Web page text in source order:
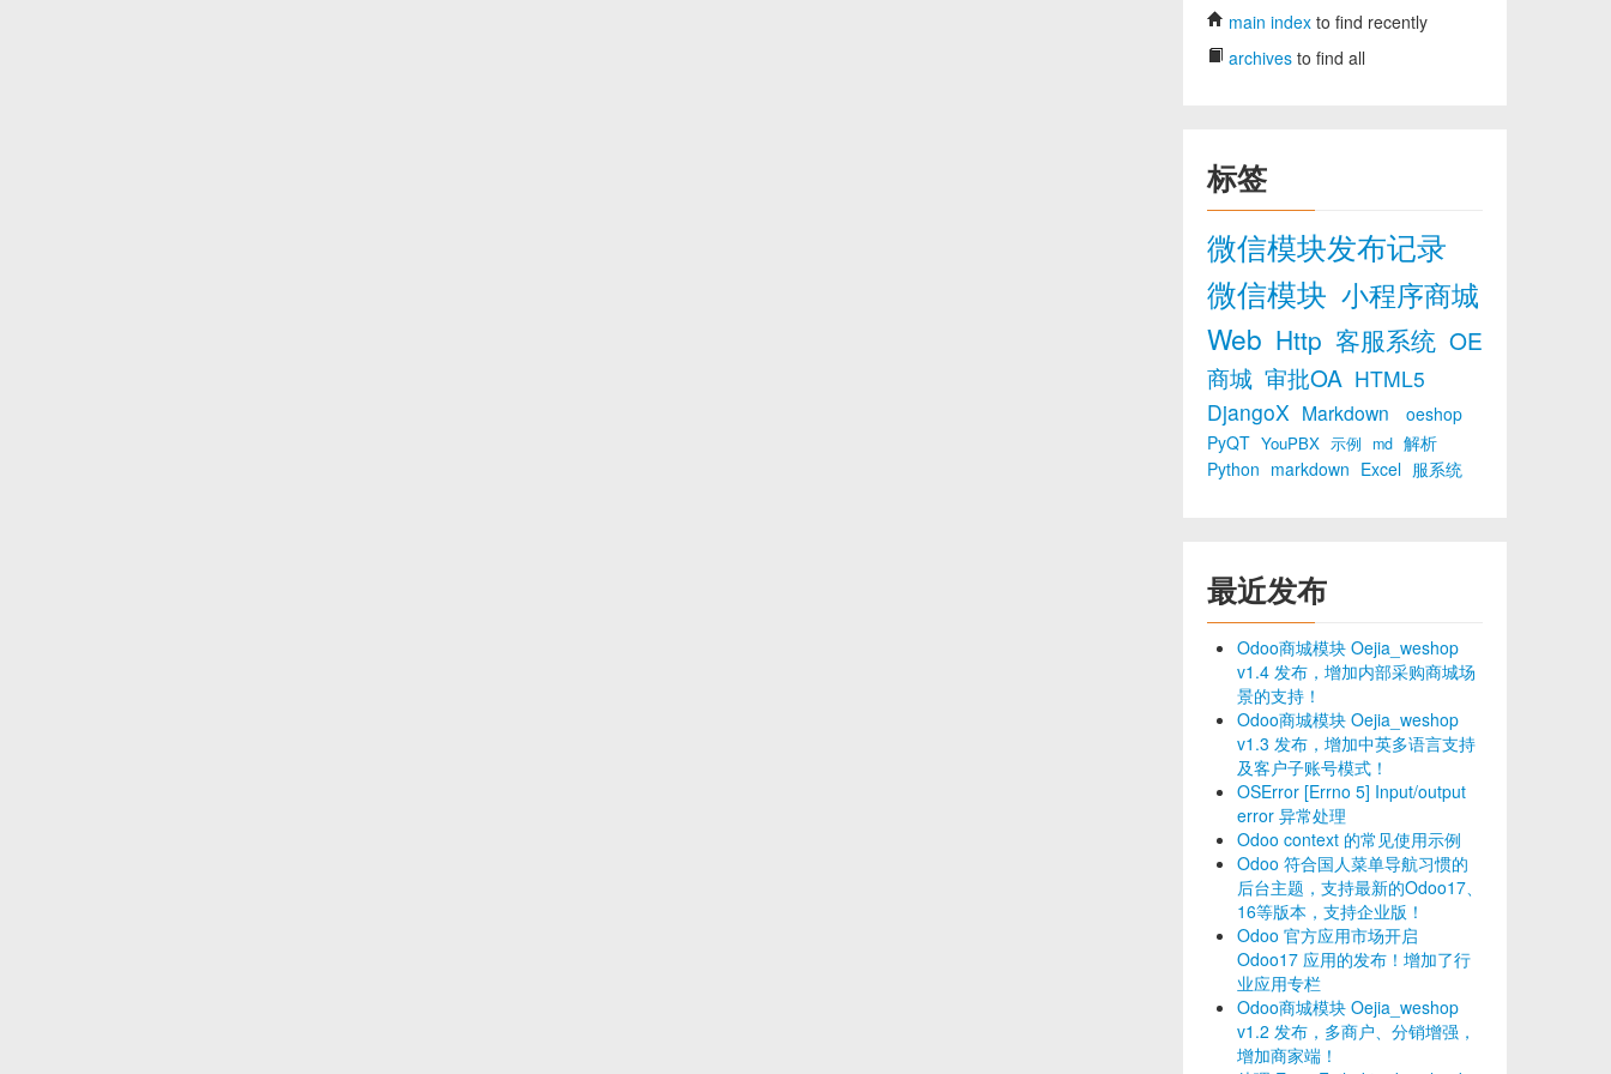
main index to find recently
archives to find all
标签
微信模块发布记录
微信模块 小程序商城
Web Http 客服系统 OE
商城 审批OA HTML5
DjangoX Markdown
oeshop
PyQT YouPBX 示例 md 解析
Python markdown Excel 服系统
最近发布
Odoo商城模块 Oejia_weshop
v1.4 发布，增加内部采购商城场
景的支持！
Odoo商城模块 Oejia_weshop
v1.3 发布，增加中英多语言支持
及客户子账号模式！
OSError [Errno 5] Input/output
error 异常处理
Odoo context 的常见使用示例
Odoo 符合国人菜单导航习惯的
后台主题，支持最新的Odoo17、
16等版本，支持企业版！
Odoo 官方应用市场开启
Odoo17 应用的发布！增加了行
业应用专栏
Odoo商城模块 Oejia_weshop
v1.2 发布，多商户、分销增强，
增加商家端！